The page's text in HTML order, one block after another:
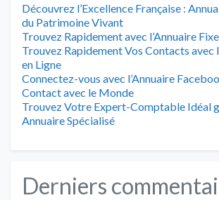
Découvrez l’Excellence Française :
du Patrimoine Vivant
Trouvez Rapidement avec l’Annuaire
Trouvez Rapidement Vos Contacts avec
en Ligne
Connectez-vous avec l’Annuaire
Contact avec le Monde
Trouvez Votre Expert-Comptable Idéal
Annuaire Spécialisé
Derniers